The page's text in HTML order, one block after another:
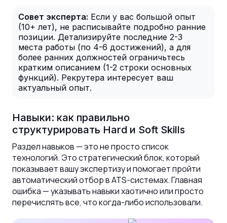
Совет эксперта: Если у вас большой опыт
(10+ лет), не расписывайте подробно ранние
позиции. Детализируйте последние 2-3
места работы (по 4-6 достижений), а для
более ранних должностей ограничьтесь
кратким описанием (1-2 строки основных
функций). Рекрутера интересует ваш
актуальный опыт.
Навыки: как правильно
структурировать Hard и Soft Skills
Раздел навыков — это не просто список
технологий. Это стратегический блок, который
показывает вашу экспертизу и помогает пройти
автоматический отбор в ATS-системах. Главная
ошибка — указывать навыки хаотично или просто
перечислять все, что когда-либо использовали.